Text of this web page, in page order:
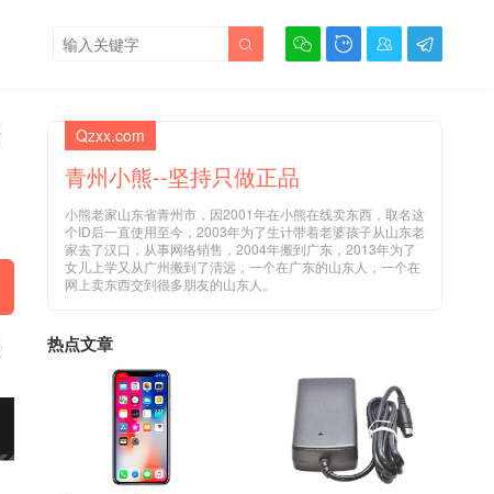
   

Qzxx.com
青州小熊--坚持只做正品
小熊老家山东省青州市，因2001年在小熊在线卖东西，取名这
个ID后一直使用至今，2003年为了生计带着老婆孩子从山东老
家去了汉口，从事网络销售，2004年搬到广东，2013年为了
女儿上学又从广州搬到了清远，一个在广东的山东人，一个在
网上卖东西交到很多朋友的山东人。
热点文章